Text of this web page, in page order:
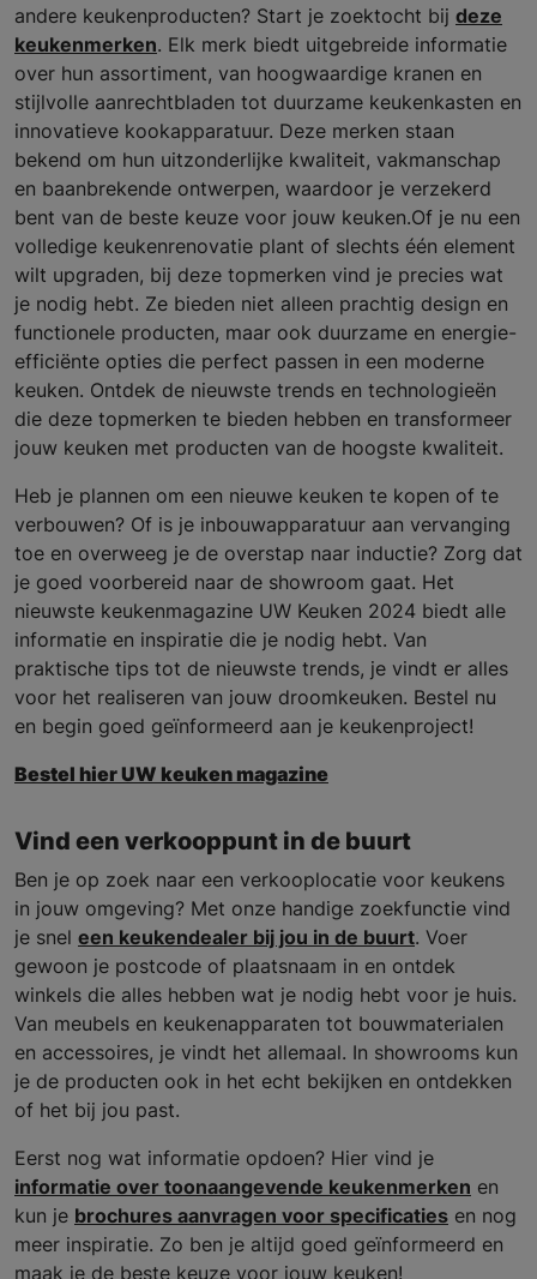
andere keukenproducten? Start je zoektocht bij deze
keukenmerken. Elk merk biedt uitgebreide informatie
over hun assortiment, van hoogwaardige kranen en
stijlvolle aanrechtbladen tot duurzame keukenkasten en
innovatieve kookapparatuur. Deze merken staan
bekend om hun uitzonderlijke kwaliteit, vakmanschap
en baanbrekende ontwerpen, waardoor je verzekerd
bent van de beste keuze voor jouw keuken.Of je nu een
volledige keukenrenovatie plant of slechts één element
wilt upgraden, bij deze topmerken vind je precies wat
je nodig hebt. Ze bieden niet alleen prachtig design en
functionele producten, maar ook duurzame en energie-
efficiënte opties die perfect passen in een moderne
keuken. Ontdek de nieuwste trends en technologieën
die deze topmerken te bieden hebben en transformeer
jouw keuken met producten van de hoogste kwaliteit.
Heb je plannen om een nieuwe keuken te kopen of te
verbouwen? Of is je inbouwapparatuur aan vervanging
toe en overweeg je de overstap naar inductie? Zorg dat
je goed voorbereid naar de showroom gaat. Het
nieuwste keukenmagazine UW Keuken 2024 biedt alle
informatie en inspiratie die je nodig hebt. Van
praktische tips tot de nieuwste trends, je vindt er alles
voor het realiseren van jouw droomkeuken. Bestel nu
en begin goed geïnformeerd aan je keukenproject!
Bestel hier UW keuken magazine
Vind een verkooppunt in de buurt
Ben je op zoek naar een verkooplocatie voor keukens
in jouw omgeving? Met onze handige zoekfunctie vind
je snel een keukendealer bij jou in de buurt. Voer
gewoon je postcode of plaatsnaam in en ontdek
winkels die alles hebben wat je nodig hebt voor je huis.
Van meubels en keukenapparaten tot bouwmaterialen
en accessoires, je vindt het allemaal. In showrooms kun
je de producten ook in het echt bekijken en ontdekken
of het bij jou past.
Eerst nog wat informatie opdoen? Hier vind je
informatie over toonaangevende keukenmerken en
kun je brochures aanvragen voor specificaties en nog
meer inspiratie. Zo ben je altijd goed geïnformeerd en
maak je de beste keuze voor jouw keuken!